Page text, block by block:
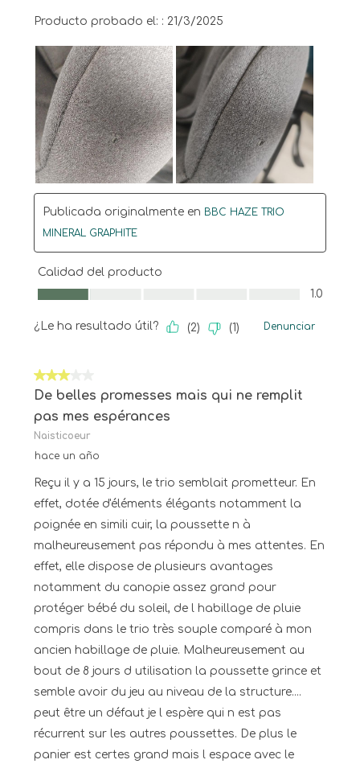
Producto probado el: : 21/3/2025
Publicada originalmente en BBC HAZE TRIO
MINERAL GRAPHITE
Calidad del producto
Calidad del producto, 1.0 de 5
1.0
¿Le ha resultado útil? (2) (1) Denunciar
3 de 5 estrellas.
De belles promesses mais qui ne remplit
pas mes espérances
Naisticoeur
hace un año
Reçu il y a 15 jours, le trio semblait prometteur. En
effet, dotée d'éléments élégants notamment la
poignée en simili cuir, la poussette n à
malheureusement pas répondu à mes attentes. En
effet, elle dispose de plusieurs avantages
notamment du canopie assez grand pour
protéger bébé du soleil, de l habillage de pluie
compris dans le trio très souple comparé à mon
ancien habillage de pluie. Malheureusement au
bout de 8 jours d utilisation la poussette grince et
semble avoir du jeu au niveau de la structure....
peut être un défaut je l espère qui n est pas
récurrent sur les autres poussettes. De plus le
panier est certes grand mais l espace avec le